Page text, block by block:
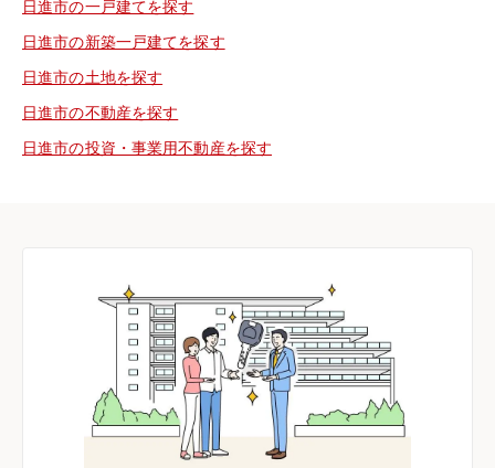
日進市の一戸建てを探す
日進市の新築一戸建てを探す
日進市の土地を探す
日進市の不動産を探す
日進市の投資・事業用不動産を探す